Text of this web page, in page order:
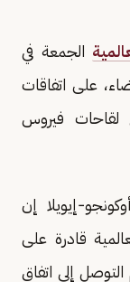
الجمعة في
164 دولة أعضاء، على اتفاقات
لقاحات فيروس
إيويلا إن
قادرة على
إلى اتفاق